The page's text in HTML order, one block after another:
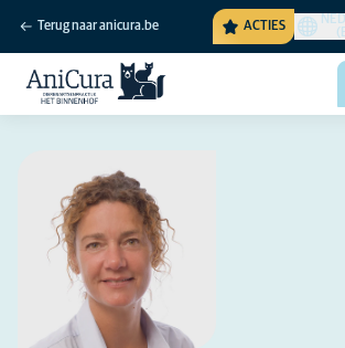
Terug naar anicura.be ACTIES